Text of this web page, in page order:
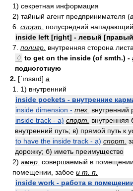
1) секретная информация
2) тайный агент предпринимателя (
6. спорт.
полусредний
inside left [right] - левый
7. полигр. внутренняя сторона
♢ to get on the inside (of smth.) -
подноготную
2. [ʹınsaıd] a
1. 1) внутренний
inside pockets - внутренние
inside dimension - тех. внутренний
inside track - а) спорт. внутренняя
внутренний путь; в) прямой путь к
to have the inside track - а) спорт.
дорожку; б) иметь преимущество
2) амер. совершаемый в
помещении, забое и т. п.
inside work - работа в